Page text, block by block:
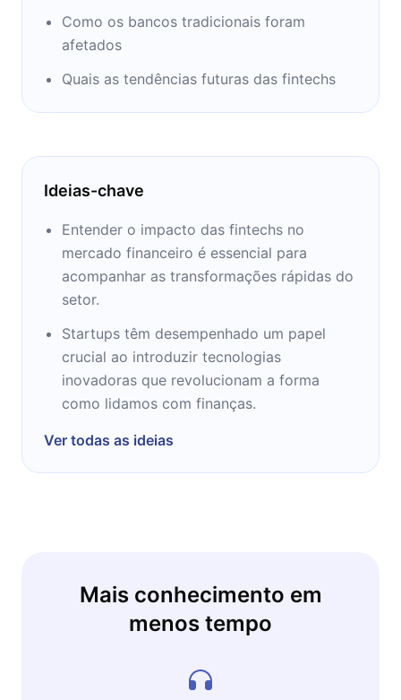
Como os bancos tradicionais foram
afetados
Quais as tendências futuras das fintechs
Ideias-chave
Entender o impacto das fintechs no
mercado financeiro é essencial para
acompanhar as transformações rápidas do
setor.
Startups têm desempenhado um papel
crucial ao introduzir tecnologias
inovadoras que revolucionam a forma
como lidamos com finanças.
Ver todas as ideias
Mais conhecimento em
menos tempo